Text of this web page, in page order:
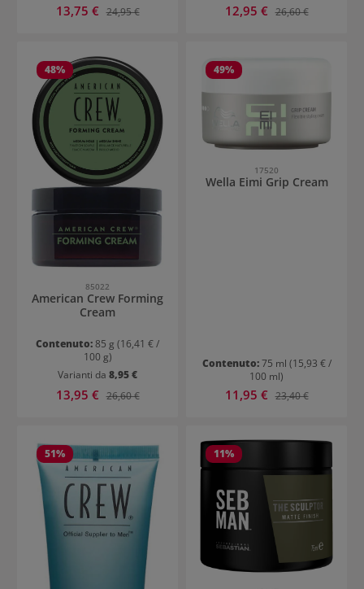
Prezzo di vendita:
13,75 € Prezzo normale:
24,95 €
Prezzo di vendita:
12,95 € Prezzo normale:
26,60 €
48%
85022
American Crew Forming
Cream
Contenuto:85 g (16,41 € /
100 g)
Varianti da 8,95 €
Prezzo di vendita:
13,95 € Prezzo normale:
26,60 €
49%
17520
Wella Eimi Grip Cream
Contenuto:75 ml (15,93 € /
100 ml)
Prezzo di vendita:
11,95 € Prezzo normale:
23,40 €
51% 11%